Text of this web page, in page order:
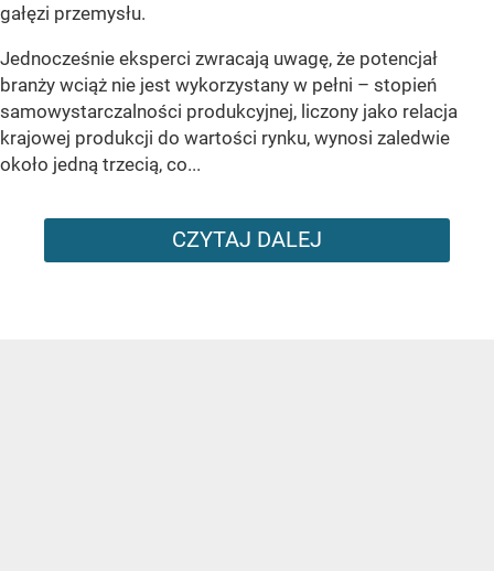
gałęzi przemysłu.
Jednocześnie eksperci zwracają uwagę, że potencjał
branży wciąż nie jest wykorzystany w pełni – stopień
samowystarczalności produkcyjnej, liczony jako relacja
krajowej produkcji do wartości rynku, wynosi zaledwie
około jedną trzecią, co...
CZYTAJ DALEJ